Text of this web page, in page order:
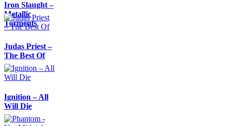
Iron Slaught –
Metallic
Torments
Judas Priest –
The Best Of
Ignition – All
Will Die